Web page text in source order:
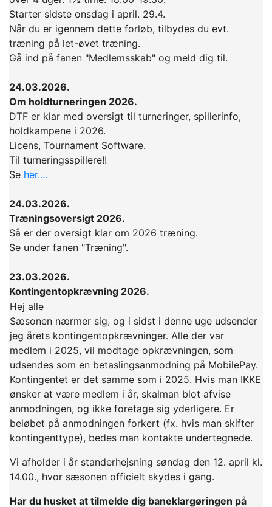
Starter sidste onsdag i april. 29.4.
Når du er igennem dette forløb, tilbydes du evt.
træning på let-øvet træning.
Gå ind på fanen "Medlemsskab" og meld dig til.
24.03.2026.
Om holdturneringen 2026.
DTF er klar med oversigt til turneringer, spillerinfo,
holdkampene i 2026.
Licens, Tournament Software.
Til turneringsspillere!!
Se her....
24.03.2026.
Træningsoversigt 2026.
Så er der oversigt klar om 2026 træning.
Se under fanen "Træning".
23.03.2026.
Kontingentopkrævning 2026.
Hej alle
Sæsonen nærmer sig, og i sidst i denne uge udsender
jeg årets kontingentopkrævninger. Alle der var
medlem i 2025, vil modtage opkrævningen, som
udsendes som en betaslingsanmodning på MobilePay.
Kontingentet er det samme som i 2025. Hvis man IKKE
ønsker at være medlem i år, skalman blot afvise
anmodningen, og ikke foretage sig yderligere. Er
beløbet på anmodningen forkert (fx. hvis man skifter
kontingenttype), bedes man kontakte undertegnede.
Vi afholder i år standerhejsning søndag den 12. april kl.
14.00., hvor sæsonen officielt skydes i gang.
Har du husket at tilmelde dig baneklargøringen på